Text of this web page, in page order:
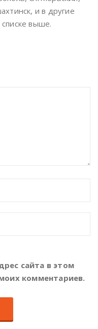
и в другие
выше.
сайта в этом
комментариев.